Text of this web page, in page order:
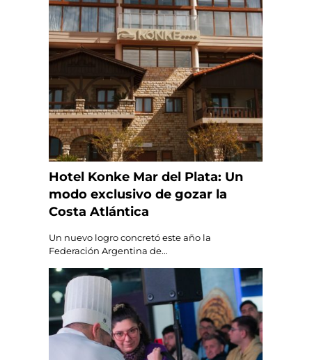
Hotel Konke Mar del Plata: Un
modo exclusivo de gozar la
Costa Atlántica
Un nuevo logro concretó este año la
Federación Argentina de...